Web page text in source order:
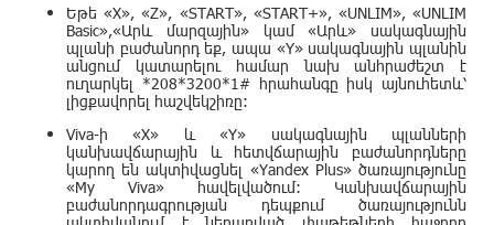
Եթե «X», «Z», «START», «START+», «UNLIM», «UNLIM
Basic»,«Արև մարզային» կամ «Արև» սակագնային
պլանի բաժանորդ եք, ապա «Y» սակագնային պլանին
անցում կատարելու համար նախ անհրաժեշտ է
ուղարկել *208*3200*1# հրահանգը իսկ այնուհետև՝
լիցքավորել հաշվեկշիռը:
Viva-ի «X» և «Y» սակագնային պլանների
կանխավճարային և հետվճարային բաժանորդները
կարող են ակտիվացնել «Yandex Plus» ծառայությունը
«My Viva» հավելվածում: Կանխավճարային
բաժանորդագրության դեպքում ծառայությունն